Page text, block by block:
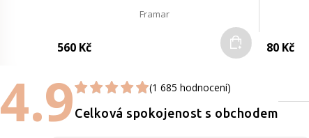
Framar
560 Kč Do košíku
80 Kč
4.9 (1 685 hodnocení)
Celková spokojenost s obchodem